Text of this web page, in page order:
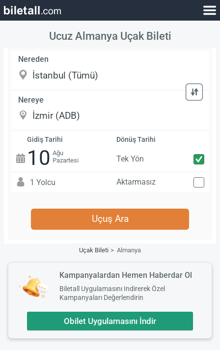
Ucuz Almanya Uçak Bileti
Nereden
Nereye
Gidiş Tarihi
10 Ağu
Pazartesi
Dönüş Tarihi
Tek Yön
1 Yolcu Aktarmasız
Uçuş Ara
Uçak Bileti Almanya
Kampanyalardan Hemen Haberdar Ol
Biletall Uygulamasını Indirerek Özel
Kampanyaları Değerlendirin
Obilet Uygulamasını İndir